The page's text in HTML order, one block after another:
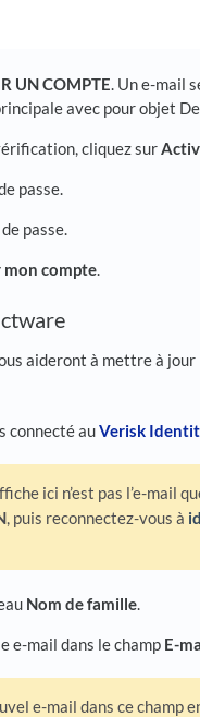
UN COMPTE . Un e-mail
avec pour objet
cliquez sur
passe.
passe.
mon compte
aideront à mettre à
connecté auVerisk
ici n’est pas l’e-mail
, puis reconnectez-vous à
Nom de famille
e-mail dans le champ E-
e-mail dans ce champ